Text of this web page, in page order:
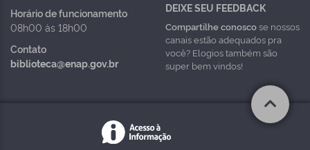
Horário de funcionamento
08h00 às 18h00
Contato
biblioteca@enap.gov.br
DEIXE SEU FEEDBACK
Compartilhe conoscose nossos
canais estão adequados pra
você? Elogios também são
super bem vindos!